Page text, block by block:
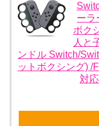
ーラ
ボク
人と
ンドル Switch/
ットボクシング) /
対